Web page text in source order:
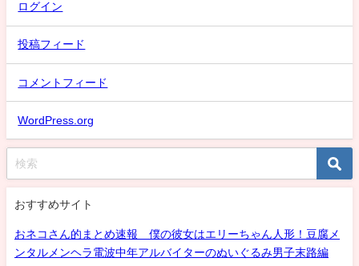
ログイン
投稿フィード
コメントフィード
WordPress.org
おすすめサイト
おネコさん的まとめ速報 僕の彼女はエリーちゃん人形！豆腐メ
ンタルメンヘラ電波中年アルバイターのぬいぐるみ男子末路編